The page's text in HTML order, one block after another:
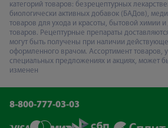
категорий товаров: безрецептурных
биологически активных добавок (БАДов),
товаров для ухода и красоты, бытовой химии
товаров. Рецептурные препараты
могут быть получены при наличии
оформленного врачом. Ассортимент товаров,
специальных предложениях и акциях, может
изменен
8-800-777-03-03